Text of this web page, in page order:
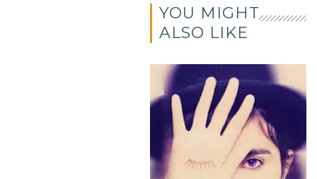
YOU MIGHT
ALSO LIKE